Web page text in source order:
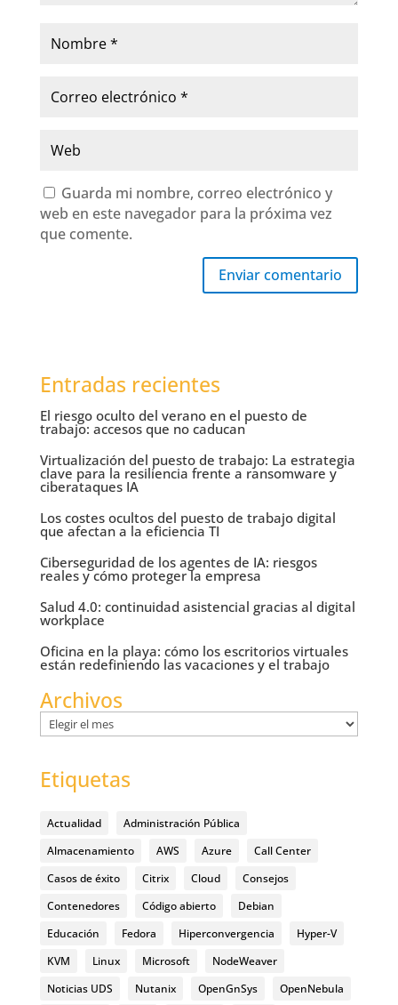
Guarda mi nombre, correo electrónico y
web en este navegador para la próxima vez
que comente.
Enviar comentario
Entradas recientes
El riesgo oculto del verano en el puesto de
trabajo: accesos que no caducan
Virtualización del puesto de trabajo: La estrategia
clave para la resiliencia frente a ransomware y
ciberataques IA
Los costes ocultos del puesto de trabajo digital
que afectan a la eficiencia TI
Ciberseguridad de los agentes de IA: riesgos
reales y cómo proteger la empresa
Salud 4.0: continuidad asistencial gracias al digital
workplace
Oficina en la playa: cómo los escritorios virtuales
están redefiniendo las vacaciones y el trabajo
Archivos
Archivos
Etiquetas
Actualidad
Administración Pública
Almacenamiento
AWS Azure
Call Center
Casos de éxito
Citrix Cloud
Consejos
Contenedores
Código abierto
Debian
Educación
Fedora Hiperconvergencia
Hyper-V
KVM
Linux Microsoft
NodeWeaver
Noticias UDS
Nutanix OpenGnSys
OpenNebula